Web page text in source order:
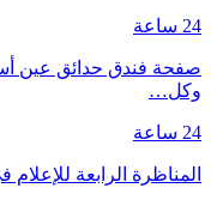
24 ساعة
صفحة فندق حدائق عين
وكل…
24 ساعة
المناظرة الرابعة للإعلام